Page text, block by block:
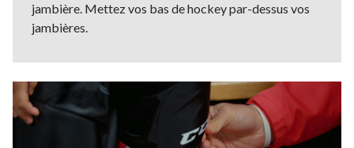
jambière. Mettez vos bas de hockey par-dessus vos
jambières.